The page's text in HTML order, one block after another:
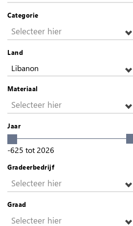
Categorie
Selecteer hier
Land
Libanon
Materiaal
Selecteer hier
Jaar
-625 tot 2026
Gradeerbedrijf
Selecteer hier
Graad
Selecteer hier